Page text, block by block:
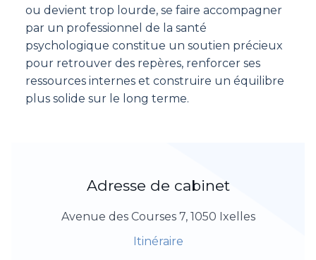
ou devient trop lourde, se faire accompagner
par un professionnel de la santé
psychologique constitue un soutien précieux
pour retrouver des repères, renforcer ses
ressources internes et construire un équilibre
plus solide sur le long terme.
Adresse de cabinet
Avenue des Courses 7, 1050 Ixelles
Itinéraire